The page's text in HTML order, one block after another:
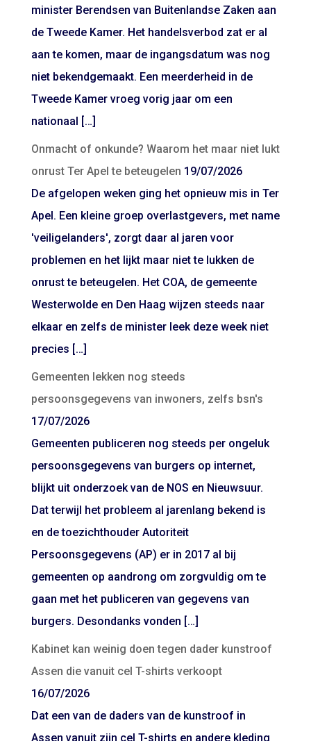
minister Berendsen van Buitenlandse Zaken aan
de Tweede Kamer. Het handelsverbod zat er al
aan te komen, maar de ingangsdatum was nog
niet bekendgemaakt. Een meerderheid in de
Tweede Kamer vroeg vorig jaar om een
nationaal […]
Onmacht of onkunde? Waarom het maar niet lukt
onrust Ter Apel te beteugelen 19/07/2026
De afgelopen weken ging het opnieuw mis in Ter
Apel. Een kleine groep overlastgevers, met name
'veiligelanders', zorgt daar al jaren voor
problemen en het lijkt maar niet te lukken de
onrust te beteugelen. Het COA, de gemeente
Westerwolde en Den Haag wijzen steeds naar
elkaar en zelfs de minister leek deze week niet
precies […]
Gemeenten lekken nog steeds
persoonsgegevens van inwoners, zelfs bsn's
17/07/2026
Gemeenten publiceren nog steeds per ongeluk
persoonsgegevens van burgers op internet,
blijkt uit onderzoek van de NOS en Nieuwsuur.
Dat terwijl het probleem al jarenlang bekend is
en de toezichthouder Autoriteit
Persoonsgegevens (AP) er in 2017 al bij
gemeenten op aandrong om zorgvuldig om te
gaan met het publiceren van gegevens van
burgers. Desondanks vonden […]
Kabinet kan weinig doen tegen dader kunstroof
Assen die vanuit cel T-shirts verkoopt
16/07/2026
Dat een van de daders van de kunstroof in
Assen vanuit zijn cel T-shirts en andere kleding